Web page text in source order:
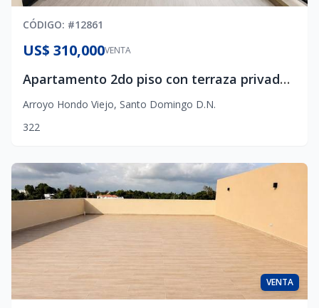
CÓDIGO: #12861
VENTA
US$ 310,000
Apartamento 2do piso con terraza privada, 3 habitaciones
Arroyo Hondo Viejo, Santo Domingo D.N.
322
VENTA